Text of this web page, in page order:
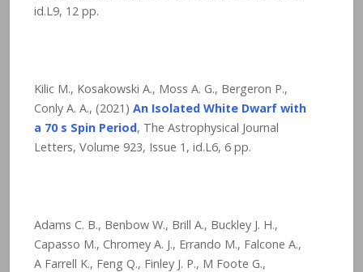
id.L9, 12 pp.
Kilic M., Kosakowski A., Moss A. G., Bergeron P.,
Conly A. A., (2021) An Isolated White Dwarf with
a 70 s Spin Period, The Astrophysical Journal
Letters, Volume 923, Issue 1, id.L6, 6 pp.
Adams C. B., Benbow W., Brill A., Buckley J. H.,
Capasso M., Chromey A. J., Errando M., Falcone A.,
A Farrell K., Feng Q., Finley J. P., M Foote G.,